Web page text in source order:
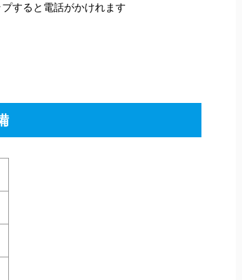
ると電話がかけれます